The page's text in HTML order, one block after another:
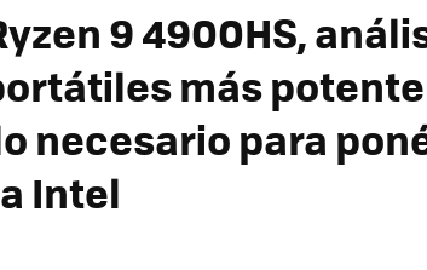
9 4900HS,
más potente
necesario para
Intel